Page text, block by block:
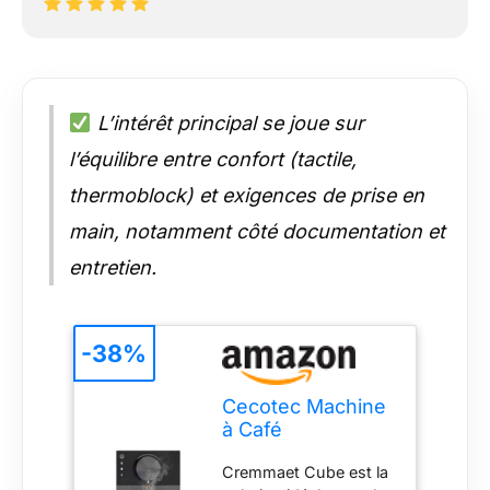
L’intérêt principal se joue sur
l’équilibre entre confort (tactile,
thermoblock) et exigences de prise en
main, notamment côté documentation et
entretien.
Cecotec Machine
à Café
Compacte
Cremmaet Cube est la
-38%